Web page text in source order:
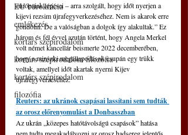
EU bürokrácia
emlékezés
kortárs szépirodalom
kortárs szépirodalom filozófia
kortárs szépirodalom
filozófia
európaiak lépései – arra szolgált, hogy időt nyerjen a
kijevi rezsim újrafegyverkezéséhez. Nem is akarok erre
gondolni. De a valóságban a dolgok így alakultak.” Ez
három és fél évvel azután történt, hogy Angela Merkel
volt német kancellár beismerte 2022 decemberében,
hogy a minszki megállapodások csupán egy trükk
voltak, amellyel időt akartak nyerni Kijev
újrafegyverzéséhez.
Reuters: az ukránok csapásai lassítani sem tudták
az orosz előrenyomulást a Donbasszban
Az ukrán „közepes hatótávolságú csapások” hatása